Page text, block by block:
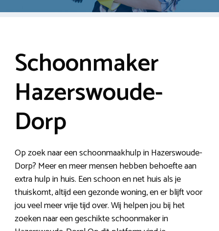
Schoonmaker
Hazerswoude-
Dorp
Op zoek naar een schoonmaakhulp in Hazerswoude-
Dorp? Meer en meer mensen hebben behoefte aan
extra hulp in huis. Een schoon en net huis als je
thuiskomt, altijd een gezonde woning, en er blijft voor
jou veel meer vrije tijd over. Wij helpen jou bij het
zoeken naar een geschikte schoonmaker in